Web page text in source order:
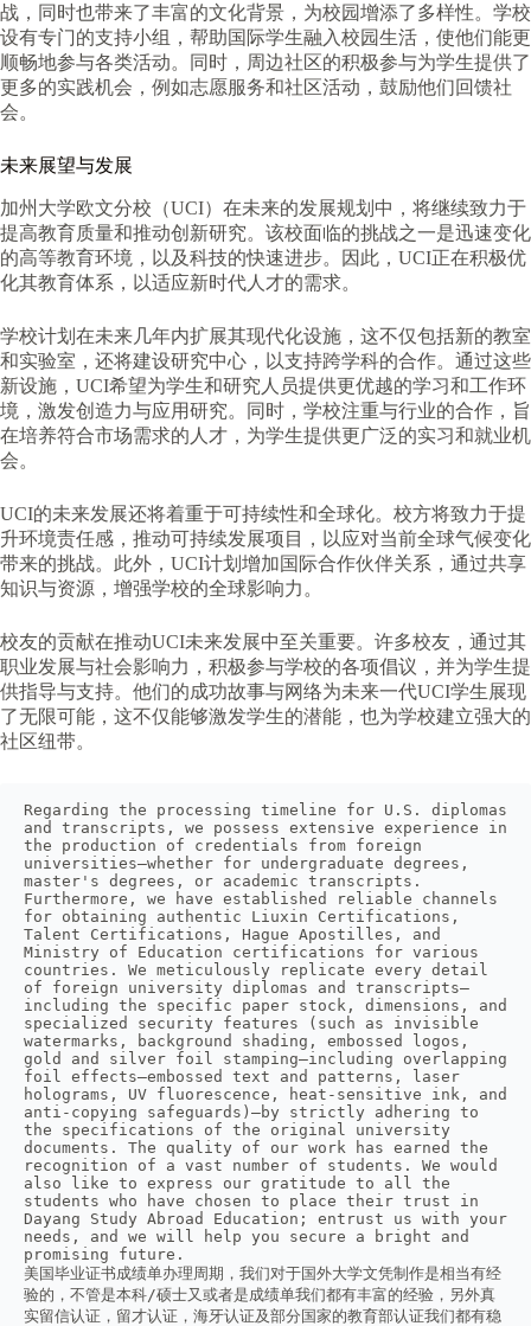
战，同时也带来了丰富的文化背景，为校园增添了多样性。学校
设有专门的支持小组，帮助国际学生融入校园生活，使他们能更
顺畅地参与各类活动。同时，周边社区的积极参与为学生提供了
更多的实践机会，例如志愿服务和社区活动，鼓励他们回馈社
会。
未来展望与发展
加州大学欧文分校（UCI）在未来的发展规划中，将继续致力于
提高教育质量和推动创新研究。该校面临的挑战之一是迅速变化
的高等教育环境，以及科技的快速进步。因此，UCI正在积极优
化其教育体系，以适应新时代人才的需求。
学校计划在未来几年内扩展其现代化设施，这不仅包括新的教室
和实验室，还将建设研究中心，以支持跨学科的合作。通过这些
新设施，UCI希望为学生和研究人员提供更优越的学习和工作环
境，激发创造力与应用研究。同时，学校注重与行业的合作，旨
在培养符合市场需求的人才，为学生提供更广泛的实习和就业机
会。
UCI的未来发展还将着重于可持续性和全球化。校方将致力于提
升环境责任感，推动可持续发展项目，以应对当前全球气候变化
带来的挑战。此外，UCI计划增加国际合作伙伴关系，通过共享
知识与资源，增强学校的全球影响力。
校友的贡献在推动UCI未来发展中至关重要。许多校友，通过其
职业发展与社会影响力，积极参与学校的各项倡议，并为学生提
供指导与支持。他们的成功故事与网络为未来一代UCI学生展现
了无限可能，这不仅能够激发学生的潜能，也为学校建立强大的
社区纽带。
Regarding the processing timeline for U.S. diplomas
and transcripts, we possess extensive experience in
the production of credentials from foreign
universities—whether for undergraduate degrees,
master's degrees, or academic transcripts.
Furthermore, we have established reliable channels
for obtaining authentic Liuxin Certifications,
Talent Certifications, Hague Apostilles, and
Ministry of Education certifications for various
countries. We meticulously replicate every detail
of foreign university diplomas and transcripts—
including the specific paper stock, dimensions, and
specialized security features (such as invisible
watermarks, background shading, embossed logos,
gold and silver foil stamping—including overlapping
foil effects—embossed text and patterns, laser
holograms, UV fluorescence, heat-sensitive ink, and
anti-copying safeguards)—by strictly adhering to
the specifications of the original university
documents. The quality of our work has earned the
recognition of a vast number of students. We would
also like to express our gratitude to all the
students who have chosen to place their trust in
Dayang Study Abroad Education; entrust us with your
needs, and we will help you secure a bright and
promising future.
美国毕业证书成绩单办理周期，我们对于国外大学文凭制作是相当有经
验的，不管是本科/硕士又或者是成绩单我们都有丰富的经验，另外真
实留信认证，留才认证，海牙认证及部分国家的教育部认证我们都有稳